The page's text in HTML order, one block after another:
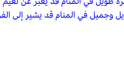
وجميل في المنام قد يشير إلى